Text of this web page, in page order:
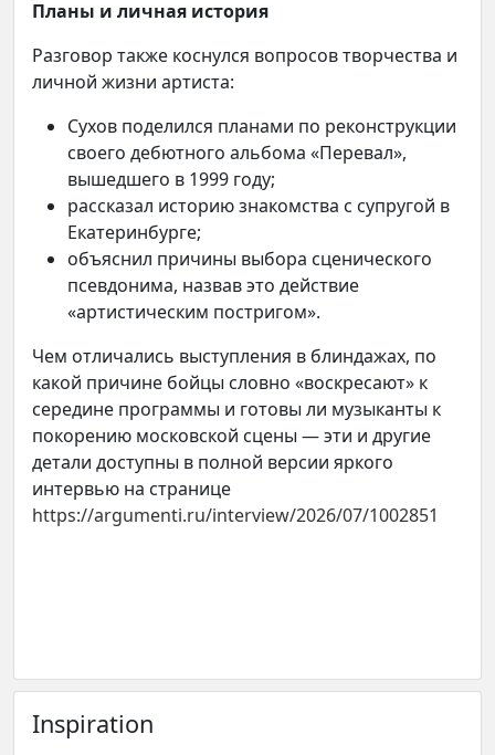
Планы и личная история
Разговор также коснулся вопросов творчества и
личной жизни артиста:
Сухов поделился планами по реконструкции
своего дебютного альбома «Перевал»,
вышедшего в 1999 году;
рассказал историю знакомства с супругой в
Екатеринбурге;
объяснил причины выбора сценического
псевдонима, назвав это действие
«артистическим постригом».
Чем отличались выступления в блиндажах, по
какой причине бойцы словно «воскресают» к
середине программы и готовы ли музыканты к
покорению московской сцены — эти и другие
детали доступны в полной версии яркого
интервью на странице
https://argumenti.ru/interview/2026/07/1002851
Inspiration